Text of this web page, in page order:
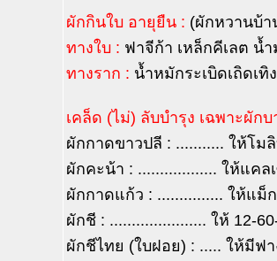
ผักกินใบ อายุยืน : (ผักหวานบ้า
ทางใบ : ฟาจีก้า เหล็กคีเลต น้
ทางราก : น้ำหมักระเบิดเถิดเทิ
เคล็ด (ไม่) ลับบำรุง เฉพาะผัก
ผักกาดขาวปลี : ........... ให้โ
ผักคะน้า : .................. ให้แค
ผักกาดแก้ว : ............... ให้แม็
ผักชี : ...................... ให้ 12-
ผักชีไทย (ใบฝอย) : ..... ให้มี